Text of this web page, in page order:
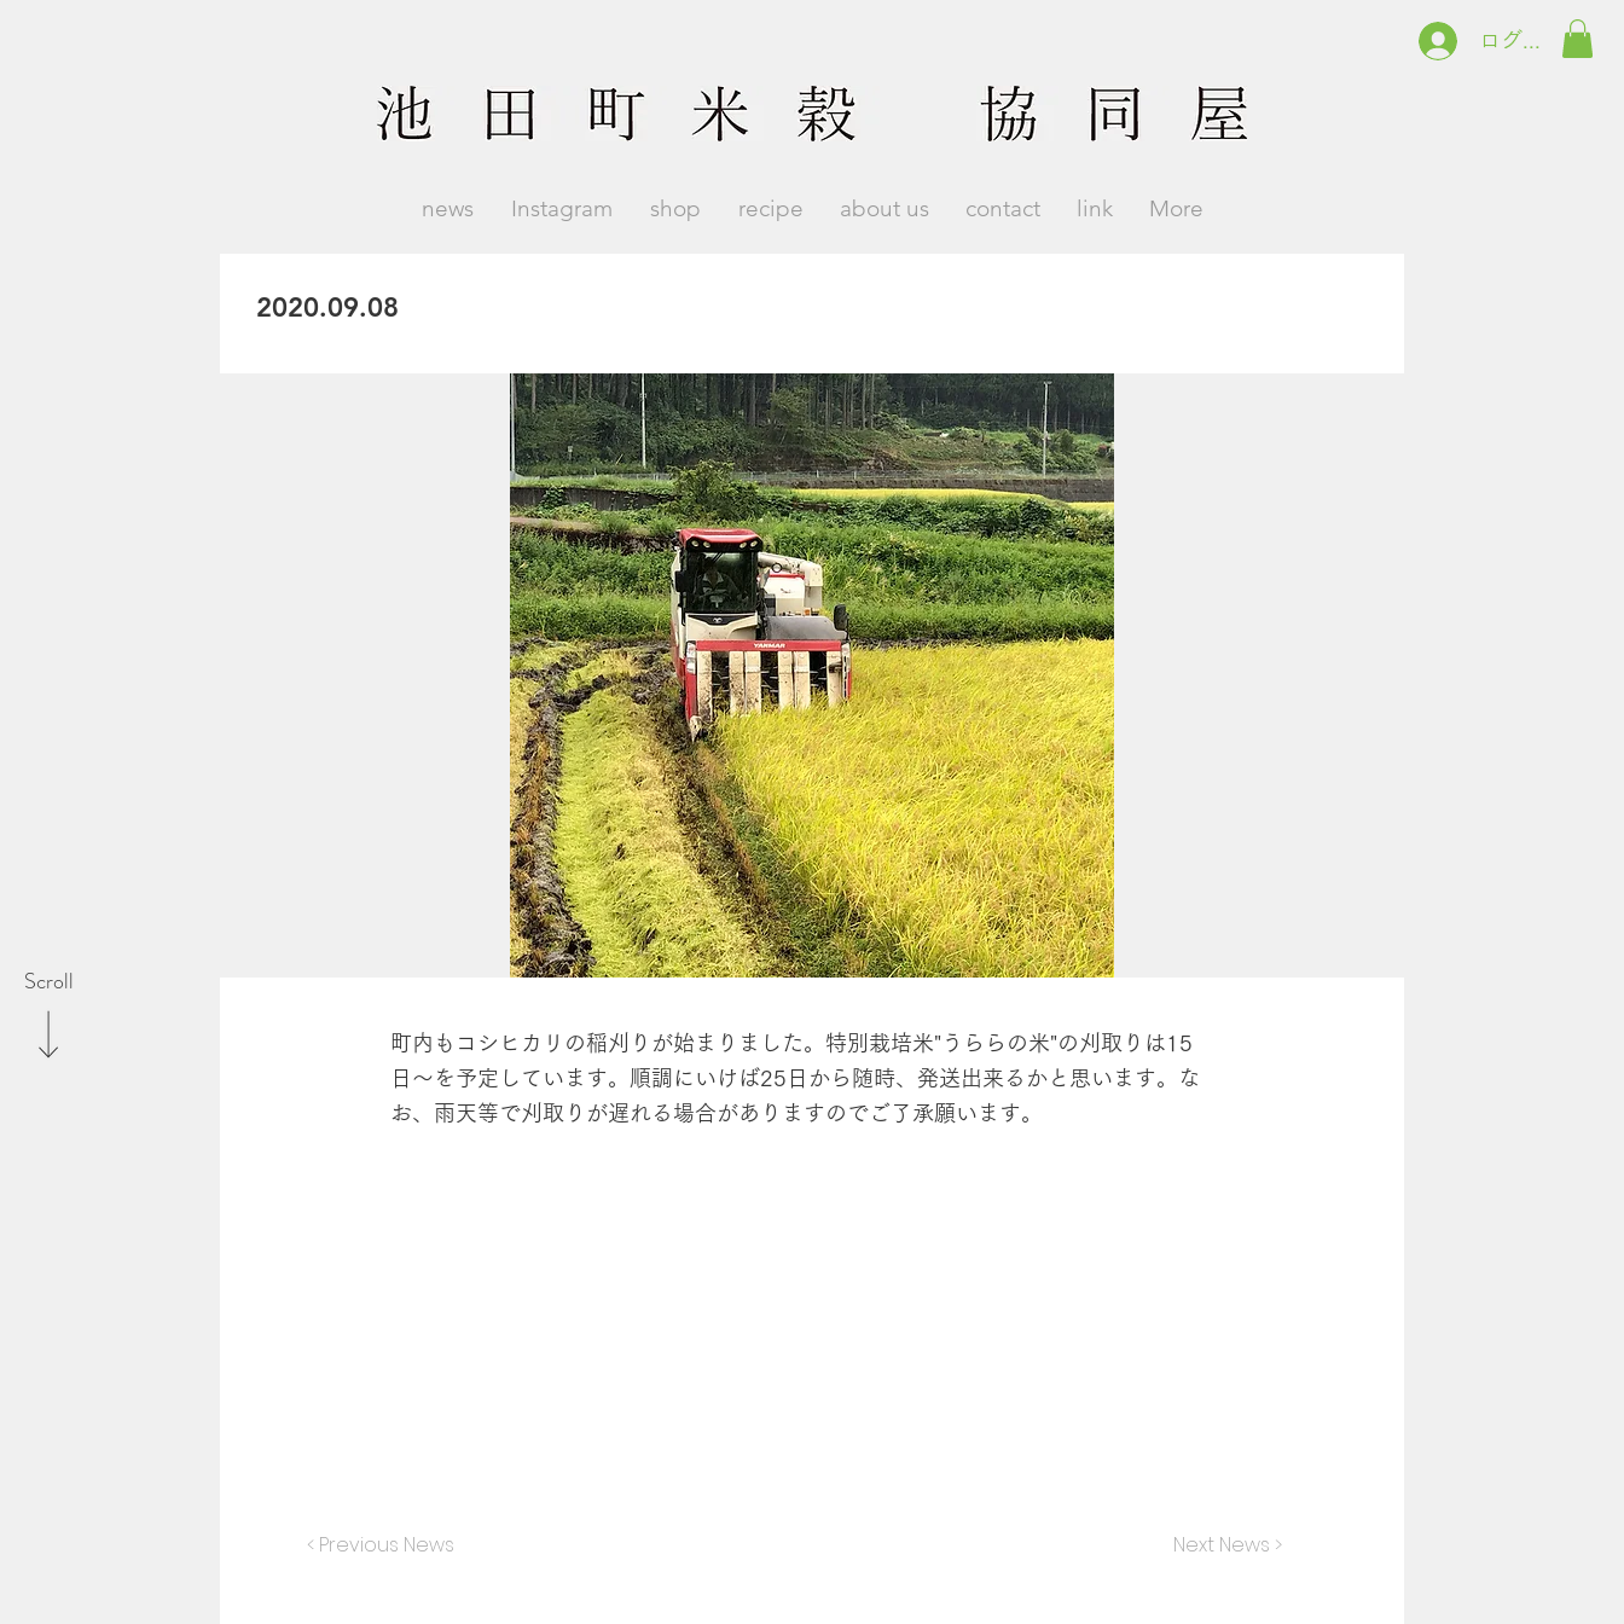
ログイン
news Instagram shop recipe about us contact link More
Scroll
2020.09.08
町内もコシヒカリの稲刈りが始まりました。特別栽培米"うららの米"の刈取りは15
日～を予定しています。順調にいけば25日から随時、発送出来るかと思います。な
お、雨天等で刈取りが遅れる場合がありますのでご了承願います。
< Previous News Next News >